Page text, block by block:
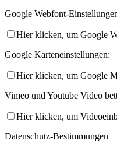
Google Webfont-
Hier klicken, um Google
Google Karteneinstellungen:
Hier klicken, um Google
Vimeo und Youtube Video
Hier klicken, um
Datenschutz-Bestimmungen